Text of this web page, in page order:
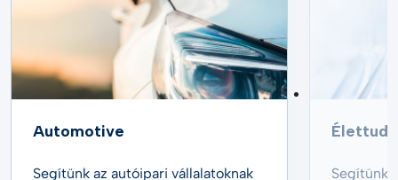
Automotive
Segítünk az autóipari vállalatoknak
Segítünk